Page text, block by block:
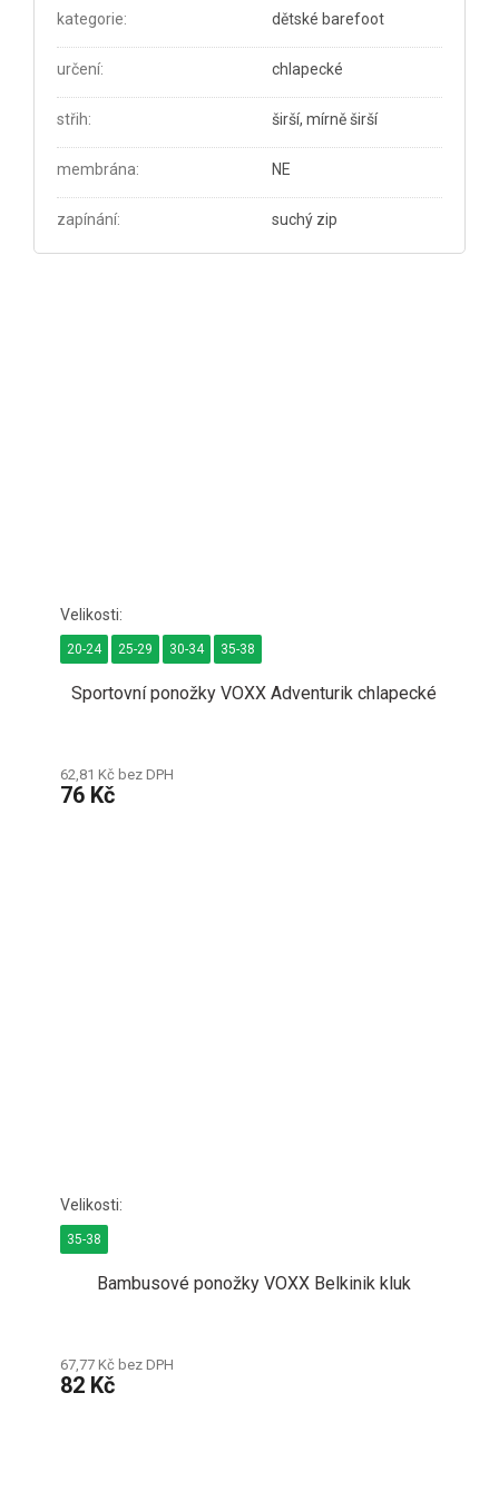
kategorie: dětské barefoot
určení: chlapecké
střih: širší, mírně širší
membrána: NE
zapínání: suchý zip
Sportovní ponožky VOXX Adventurik chlapecké
62,81 Kč bez DPH
76 Kč
20-24 25-29 30-34 35-38
Bambusové ponožky VOXX Belkinik kluk
67,77 Kč bez DPH
82 Kč
35-38